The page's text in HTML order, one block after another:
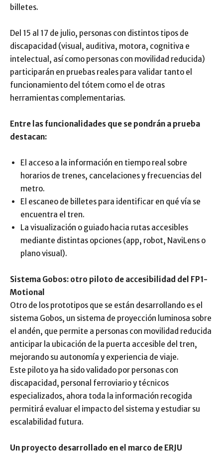
billetes.
Del 15 al 17 de julio, personas con distintos tipos de
discapacidad (visual, auditiva, motora, cognitiva e
intelectual, así como personas con movilidad reducida)
participarán en pruebas reales para validar tanto el
funcionamiento del tótem como el de otras
herramientas complementarias.
Entre las funcionalidades que se pondrán a prueba
destacan:
El acceso a la información en tiempo real sobre
horarios de trenes, cancelaciones y frecuencias del
metro.
El escaneo de billetes para identificar en qué vía se
encuentra el tren.
La visualización o guiado hacia rutas accesibles
mediante distintas opciones (app, robot, NaviLens o
plano visual).
Sistema Gobos: otro piloto de accesibilidad del FP1-
Motional
Otro de los prototipos que se están desarrollando es el
sistema Gobos, un sistema de proyección luminosa sobre
el andén, que permite a personas con movilidad reducida
anticipar la ubicación de la puerta accesible del tren,
mejorando su autonomía y experiencia de viaje.
Este piloto ya ha sido validado por personas con
discapacidad, personal ferroviario y técnicos
especializados, ahora toda la información recogida
permitirá evaluar el impacto del sistema y estudiar su
escalabilidad futura.
Un proyecto desarrollado en el marco de ERJU